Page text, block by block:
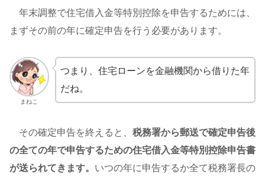
年末調整で住宅借入金等特別控除を申告するためには、
まずその前の年に確定申告を行う必要があります。
まねこ
つまり、住宅ローンを金融機関から借りた年
だね。
その確定申告を終えると、 税務署から郵送で確定申告後
の全ての年で申告するための住宅借入金等特別控除申告書
が送られてきます。 いつの年に申告するか全て税務署長の